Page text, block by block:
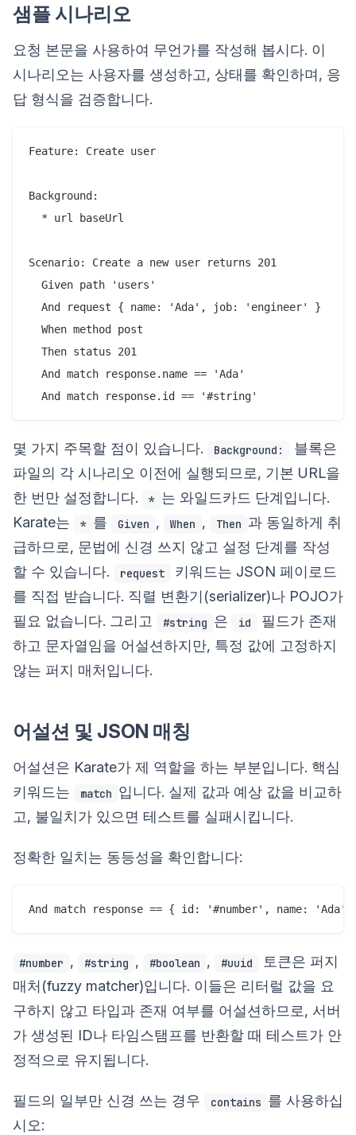
샘플 시나리오
요청 본문을 사용하여 무언가를 작성해 봅시다. 이
시나리오는 사용자를 생성하고, 상태를 확인하며, 응
답 형식을 검증합니다.
Feature: Create user
Background:
  * url baseUrl
Scenario: Create a new user returns 201
  Given path 'users'
  And request { name: 'Ada', job: 'engineer' }
  When method post
  Then status 201
  And match response.name == 'Ada'
몇 가지 주목할 점이 있습니다. Background:
블록은
파일의 각 시나리오 이전에 실행되므로, 기본 URL을
한 번만 설정합니다.
* 는 와일드카드 단계입니다.
Karate는
* 를 Given , When , Then 과 동일하게 취
급하므로, 문법에 신경 쓰지 않고 설정 단계를 작성
할 수 있습니다.
request
키워드는 JSON 페이로드
를 직접 받습니다. 직렬 변환기(serializer)나 POJO가
필요 없습니다. 그리고
#string 은 id
필드가 존재
하고 문자열임을 어설션하지만, 특정 값에 고정하지
않는 퍼지 매처입니다.
어설션 및 JSON 매칭
어설션은 Karate가 제 역할을 하는 부분입니다. 핵심
키워드는
match 입니다. 실제 값과 예상 값을 비교하
고, 불일치가 있으면 테스트를 실패시킵니다.
정확한 일치는 동등성을 확인합니다:
#number , #string , #boolean , #uuid
토큰은 퍼지
매처(fuzzy matcher)입니다. 이들은 리터럴 값을 요
구하지 않고 타입과 존재 여부를 어설션하므로, 서버
가 생성된 ID나 타임스탬프를 반환할 때 테스트가 안
정적으로 유지됩니다.
필드의 일부만 신경 쓰는 경우 contains 를 사용하십
시오: